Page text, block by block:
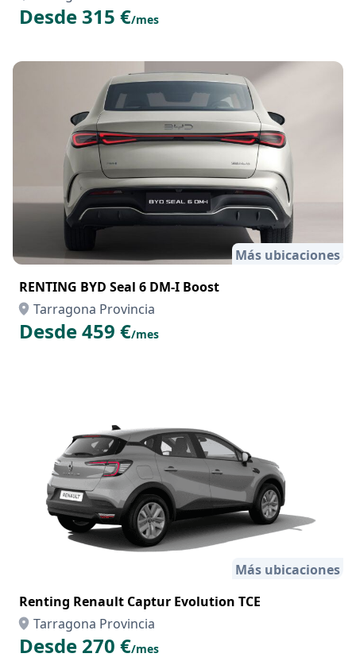
Desde 315 €/mes
Más ubicaciones
RENTING BYD Seal 6 DM-I Boost
Tarragona Provincia
Desde 459 €/mes
Más ubicaciones
Renting Renault Captur Evolution TCE
Tarragona Provincia
Desde 270 €/mes